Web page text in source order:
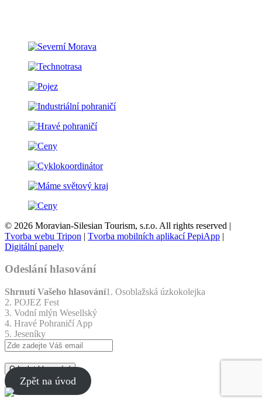
© 2026 Moravian-Silesian Tourism, s.r.o. All rights reserved |
Tvorba webu Tripon | Tvorba mobilních aplikací PepiApp |
Digitální panely
Odeslání hlasování
Shrnutí Vašeho hlasování1. Osoblažská úzkokolejka
2. POJEZ Fest
3. Vodní mlýn Wesellský
4. Hravé Pohraničí App
5. Jeseníky
Odeslat hlasování
Zpět na úvod